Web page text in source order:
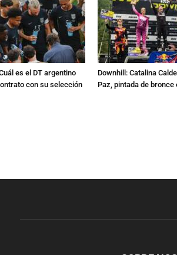
es el DT argentino
con su selección
Downhill: Catalina
Paz, pintada de bronce